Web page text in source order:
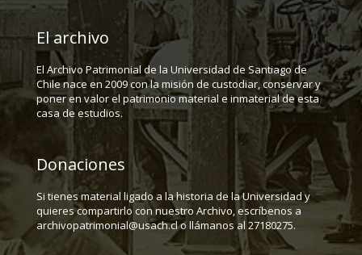
El archivo
El Archivo Patrimonial de la Universidad de Santiago de
Chile nace en 2009 con la misión de custodiar, conservar y
poner en valor el patrimonio material e inmaterial de esta
casa de estudios.
Donaciones
Si tienes material ligado a la historia de la Universidad y
quieres compartirlo con nuestro Archivo, escríbenos a
archivopatrimonial@usach.cl o llámanos al 27180275.